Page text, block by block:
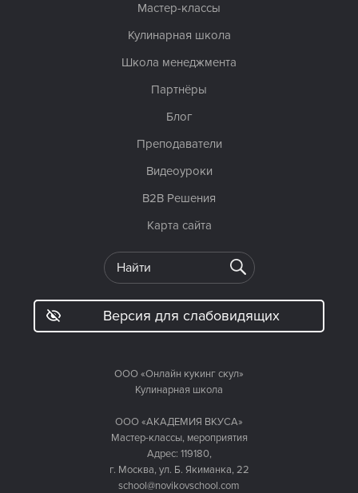
ООО «Онлайн кукинг скул»
Кулинарная школа
ООО «АКАДЕМИЯ ВКУСА»
Мастер-классы, мероприятия
Адрес: 119180,
г. Москва, ул. Б. Якиманка, 22
school@novikovschool.com
Мастер-классы
Кулинарная школа
Школа менеджмента
Партнёры
Блог
Преподаватели
Видеоуроки
B2B Решения
Карта сайта
Версия для слабовидящих